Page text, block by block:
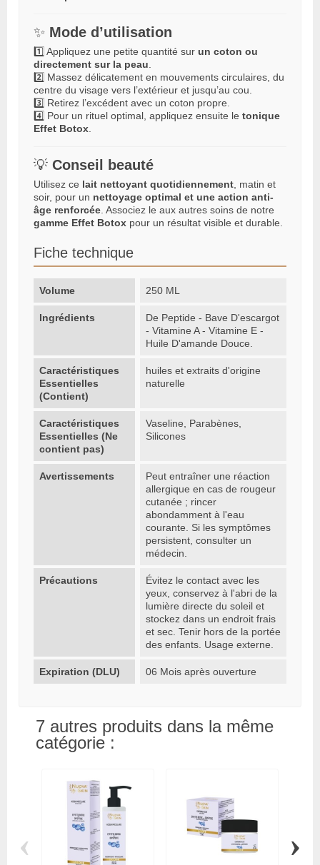
✨ Mode d’utilisation
1️⃣ Appliquez une petite quantité sur un coton ou
directement sur la peau
2️⃣ Massez délicatement en mouvements circulaires, du
centre du visage vers l’extérieur et jusqu’au cou.
3️⃣ Retirez l’excédent avec un coton propre.
4️⃣ Pour un rituel optimal, appliquez ensuite le tonique
Effet Botox
💡 Conseil beauté
Utilisez ce lait nettoyant quotidiennement , matin et
soir, pour un nettoyage optimal et une action anti-
âge renforcée . Associez le aux autres soins de notre
gamme Effet Botox pour un résultat visible et durable.
Fiche technique
Volume 250 ML
Ingrédients
De Peptide - Bave D'escargot
- Vitamine A - Vitamine E -
Huile D'amande Douce.
Caractéristiques
Essentielles
(Contient)
huiles et extraits d'origine
naturelle
Caractéristiques
Essentielles (Ne
contient pas)
Vaseline, Parabènes,
Silicones
Avertissements
Peut entraîner une réaction
allergique en cas de rougeur
cutanée ; rincer
abondamment à l'eau
courante. Si les symptômes
persistent, consulter un
médecin.
Précautions
Évitez le contact avec les
yeux, conservez à l'abri de la
lumière directe du soleil et
stockez dans un endroit frais
et sec. Tenir hors de la portée
des enfants. Usage externe.
Expiration (DLU) 06 Mois après ouverture
7 autres produits dans la même
catégorie :
‹ ›